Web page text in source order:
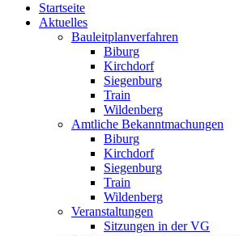
Startseite
Aktuelles
Bauleitplanverfahren
Biburg
Kirchdorf
Siegenburg
Train
Wildenberg
Amtliche Bekanntmachungen
Biburg
Kirchdorf
Siegenburg
Train
Wildenberg
Veranstaltungen
Sitzungen in der VG